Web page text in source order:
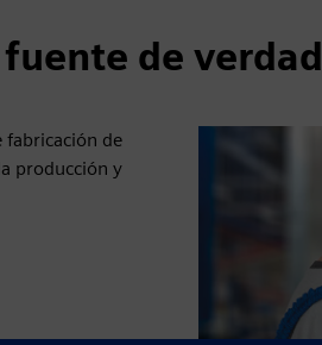
de verdad
fabricación de
producción y